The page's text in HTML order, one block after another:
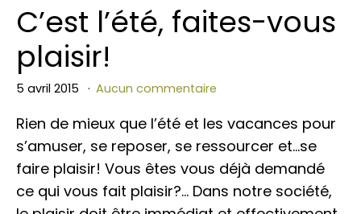
C’est l’été, faites-vous
plaisir!
5 avril 2015 Aucun commentaire
Rien de mieux que l’été et les vacances pour
s’amuser, se reposer, se ressourcer et…se
faire plaisir! Vous êtes vous déjà demandé
ce qui vous fait plaisir?… Dans notre société,